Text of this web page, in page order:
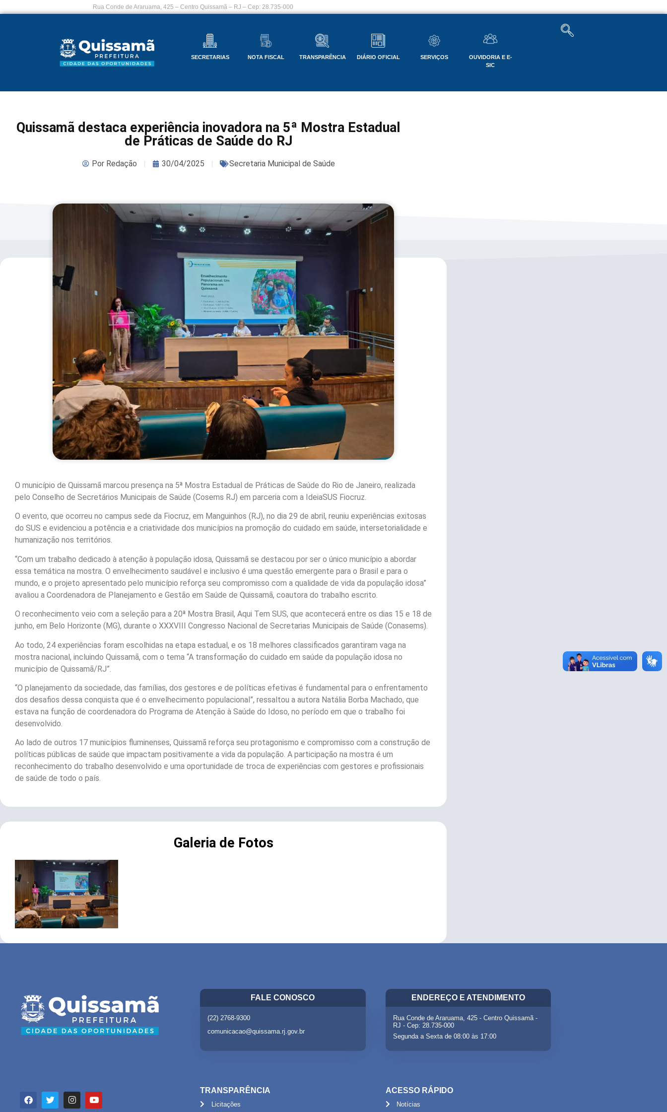
Rua Conde de Araruama, 425 – Centro Quissamã – RJ – Cep: 28.735-000
SECRETARIAS NOTA FISCAL TRANSPARÊNCIA DIÁRIO OFICIAL SERVIÇOS
OUVIDORIA E E-
SIC
Quissamã destaca experiência inovadora na 5ª Mostra Estadual
de Práticas de Saúde do RJ
PorRedação 30/04/2025 Secretaria Municipal de Saúde
O município de Quissamã marcou presença na 5ª Mostra Estadual de Práticas de Saúde do Rio de Janeiro, realizada
pelo Conselho de Secretários Municipais de Saúde (Cosems RJ) em parceria com a IdeiaSUS Fiocruz.
O evento, que ocorreu no campus sede da Fiocruz, em Manguinhos (RJ), no dia 29 de abril, reuniu experiências exitosas
do SUS e evidenciou a potência e a criatividade dos municípios na promoção do cuidado em saúde, intersetorialidade e
humanização nos territórios.
“Com um trabalho dedicado à atenção à população idosa, Quissamã se destacou por ser o único município a abordar
essa temática na mostra. O envelhecimento saudável e inclusivo é uma questão emergente para o Brasil e para o
mundo, e o projeto apresentado pelo município reforça seu compromisso com a qualidade de vida da população idosa”
avaliou a Coordenadora de Planejamento e Gestão em Saúde de Quissamã, coautora do trabalho escrito.
O reconhecimento veio com a seleção para a 20ª Mostra Brasil, Aqui Tem SUS, que acontecerá entre os dias 15 e 18 de
junho, em Belo Horizonte (MG), durante o XXXVIII Congresso Nacional de Secretarias Municipais de Saúde (Conasems).
Ao todo, 24 experiências foram escolhidas na etapa estadual, e os 18 melhores classificados garantiram vaga na
mostra nacional, incluindo Quissamã, com o tema “A transformação do cuidado em saúde da população idosa no
município de Quissamã/RJ”.
“O planejamento da sociedade, das famílias, dos gestores e de políticas efetivas é fundamental para o enfrentamento
dos desafios dessa conquista que é o envelhecimento populacional”, ressaltou a autora Natália Borba Machado, que
estava na função de coordenadora do Programa de Atenção à Saúde do Idoso, no período em que o trabalho foi
desenvolvido.
Ao lado de outros 17 municípios fluminenses, Quissamã reforça seu protagonismo e compromisso com a construção de
políticas públicas de saúde que impactam positivamente a vida da população. A participação na mostra é um
reconhecimento do trabalho desenvolvido e uma oportunidade de troca de experiências com gestores e profissionais
de saúde de todo o país.
Galeria de Fotos
FALE CONOSCO
(22) 2768-9300
comunicacao@quissama.rj.gov.br
ENDEREÇO E ATENDIMENTO
Rua Conde de Araruama, 425 - Centro Quissamã -
RJ - Cep: 28.735-000
Segunda a Sexta de 08:00 às 17:00
TRANSPARÊNCIA
Licitações
ACESSO RÁPIDO
Notícias